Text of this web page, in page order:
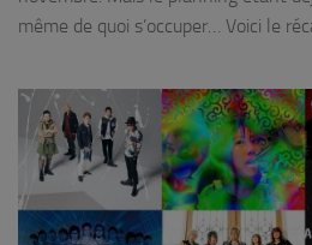
même de quoi s’occuper… Voici le